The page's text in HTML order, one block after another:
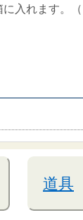
入れます。
道具